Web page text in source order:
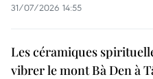
31/07/2026 14:55
Les céramiques
vibrer le mont Bà Den à